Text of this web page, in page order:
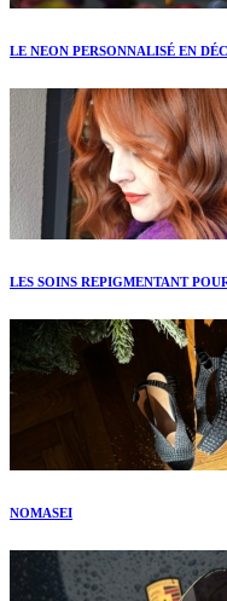
LE NEON PERSONNALISÉ EN
LES SOINS REPIGMENTANT
NOMASEI